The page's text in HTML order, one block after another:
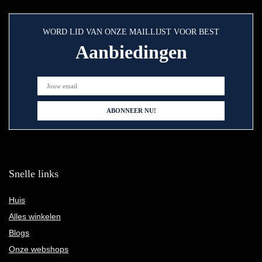
WORD LID VAN ONZE MAILLIJST VOOR BEST
Aanbiedingen
Snelle links
Huis
Alles winkelen
Blogs
Onze webshops